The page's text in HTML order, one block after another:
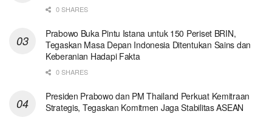
0 SHARES
Prabowo Buka Pintu Istana untuk 150 Periset BRIN,
Tegaskan Masa Depan Indonesia Ditentukan Sains dan
Keberanian Hadapi Fakta
0 SHARES
Presiden Prabowo dan PM Thailand Perkuat Kemitraan
Strategis, Tegaskan Komitmen Jaga Stabilitas ASEAN